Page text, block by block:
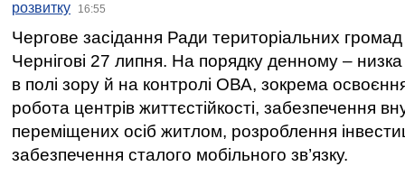
розвитку 16:55
Чергове засідання Ради територіальних громад
Чернігові 27 липня. На порядку денному –
в полі зору й на контролі ОВА, зокрема освоєння
робота центрів життєстійкості, забезпечення
переміщених осіб житлом, розроблення
забезпечення сталого мобільного зв’язку.